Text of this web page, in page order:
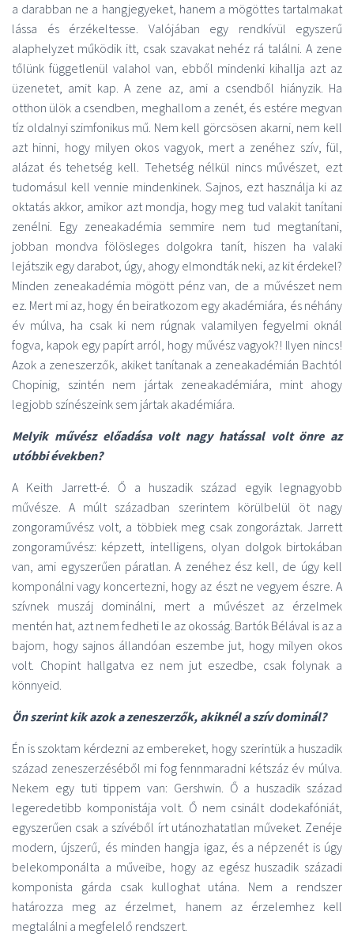
a darabban ne a hangjegyeket, hanem a mögöttes tartalmakat
lássa és érzékeltesse. Valójában egy rendkívül egyszerű
alaphelyzet működik itt, csak szavakat nehéz rá találni. A zene
tőlünk függetlenül valahol van, ebből mindenki kihallja azt az
üzenetet, amit kap. A zene az, ami a csendből hiányzik. Ha
otthon ülök a csendben, meghallom a zenét, és estére megvan
tíz oldalnyi szimfonikus mű. Nem kell görcsösen akarni, nem kell
azt hinni, hogy milyen okos vagyok, mert a zenéhez szív, fül,
alázat és tehetség kell. Tehetség nélkül nincs művészet, ezt
tudomásul kell vennie mindenkinek. Sajnos, ezt használja ki az
oktatás akkor, amikor azt mondja, hogy meg tud valakit tanítani
zenélni. Egy zeneakadémia semmire nem tud megtanítani,
jobban mondva fölösleges dolgokra tanít, hiszen ha valaki
lejátszik egy darabot, úgy, ahogy elmondták neki, az kit érdekel?
Minden zeneakadémia mögött pénz van, de a művészet nem
ez. Mert mi az, hogy én beiratkozom egy akadémiára, és néhány
év múlva, ha csak ki nem rúgnak valamilyen fegyelmi oknál
fogva, kapok egy papírt arról, hogy művész vagyok?! Ilyen nincs!
Azok a zeneszerzők, akiket tanítanak a zeneakadémián Bachtól
Chopinig, szintén nem jártak zeneakadémiára, mint ahogy
legjobb színészeink sem jártak akadémiára.
Melyik művész előadása volt nagy hatással volt önre az
utóbbi években?
A Keith Jarrett-é. Ő a huszadik század egyik legnagyobb
művésze. A múlt században szerintem körülbelül öt nagy
zongoraművész volt, a többiek meg csak zongoráztak. Jarrett
zongoraművész: képzett, intelligens, olyan dolgok birtokában
van, ami egyszerűen páratlan. A zenéhez ész kell, de úgy kell
komponálni vagy koncertezni, hogy az észt ne vegyem észre. A
szívnek muszáj dominálni, mert a művészet az érzelmek
mentén hat, azt nem fedheti le az okosság. Bartók Bélával is az a
bajom, hogy sajnos állandóan eszembe jut, hogy milyen okos
volt. Chopint hallgatva ez nem jut eszedbe, csak folynak a
könnyeid.
Ön szerint kik azok a zeneszerzők, akiknél a szív dominál?
Én is szoktam kérdezni az embereket, hogy szerintük a huszadik
század zeneszerzéséből mi fog fennmaradni kétszáz év múlva.
Nekem egy tuti tippem van: Gershwin. Ő a huszadik század
legeredetibb komponistája volt. Ő nem csinált dodekafóniát,
egyszerűen csak a szívéből írt utánozhatatlan műveket. Zenéje
modern, újszerű, és minden hangja igaz, és a népzenét is úgy
belekomponálta a műveibe, hogy az egész huszadik századi
komponista gárda csak kulloghat utána. Nem a rendszer
határozza meg az érzelmet, hanem az érzelemhez kell
megtalálni a megfelelő rendszert.